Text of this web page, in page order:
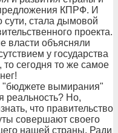
КПРФ. И
сути, стала дымовой
проекта.
власти объясняли
у государства
сегодня то же самое
вымирания"
реальность? Но,
что правительство
совершают своего
нашей страны. Ради